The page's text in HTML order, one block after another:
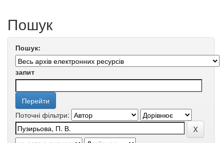
Пошук
Пошук:
запит
Поточні фільтри: